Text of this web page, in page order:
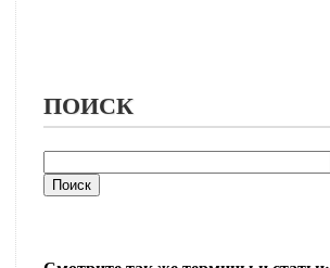
ПОИСК